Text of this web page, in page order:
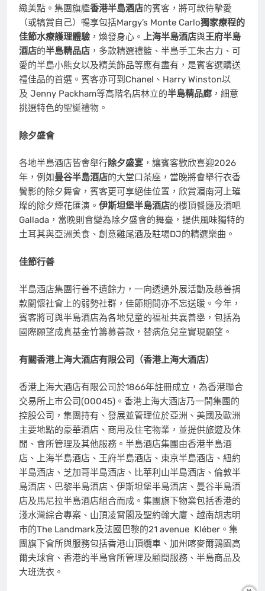
緻美點。集團旗艦香港半島酒店的賓客，將可款待摯愛
（或犒賞自己）暢享包括Margy’s Monte Carlo獨家療程的
佳節水療護理體驗 ，煥發身心。 上海半島酒店與王府半島
酒店的半島精品店 ，多款精選禮籃、半島手工朱古力、可
愛的半島小熊女以及精美飾品等應有盡有，是賓客選購送
禮佳品的首選。賓客亦可到Chanel、Harry Winston以
及 Jenny Packham等高階名店林立的半島精品廊 ，細意
挑選特色的聖誕禮物。
除夕盛會
各地半島酒店皆會舉行除夕盛宴 ，讓賓客歡欣喜迎2026
年，例如曼谷半島酒店的大堂口茶座，當晚將會舉行衣香
鬢影的除夕舞會，賓客更可享絕佳位置，欣賞湄南河上璀
璨的除夕煙花匯演。 伊斯坦堡半島酒店的樓頂餐廳及酒吧
Gallada，當晚則會變為除夕盛會的舞臺，提供風味獨特的
土耳其與亞洲美食、創意雞尾酒及駐場DJ的精選樂曲。
佳節行善
半島酒店集團行善不遺餘力，一向透過外展活動及慈善捐
款關懷社會上的弱勢社群，佳節期間亦不忘送暖。今年，
賓客將可與半島酒店為各地兒童的福祉共襄善舉，包括為
國際願望成真基金竹籌募善款，替病危兒童實現願望。
有關香港上海大酒店有限公司（香港上海大酒店）
香港上海大酒店有限公司於1866年註冊成立，為香港聯合
交易所上市公司(00045)。香港上海大酒店乃一間集團的
控股公司，集團持有、發展並管理位於亞洲、美國及歐洲
主要地點的豪華酒店、商用及住宅物業，並提供旅遊及休
閒、會所管理及其他服務。半島酒店集團由香港半島酒
店、上海半島酒店、王府半島酒店、東京半島酒店、紐約
半島酒店、芝加哥半島酒店、比華利山半島酒店、倫敦半
島酒店、巴黎半島酒店、伊斯坦堡半島酒店、曼谷半島酒
店及馬尼拉半島酒店組合而成。集團旗下物業包括香港的
淺水灣綜合專案、山頂凌霄閣及聖約翰大廈、越南胡志明
市的The Landmark及法國巴黎的21 avenue Kléber。集
團旗下會所與服務包括香港山頂纜車、加州喀麥爾鶉園高
爾夫球會、香港的半島會所管理及顧問服務、半島商品及
大班洗衣。